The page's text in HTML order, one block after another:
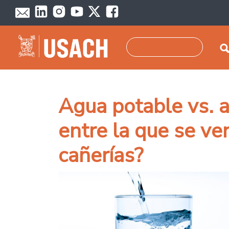
Pasar al contenido principal
Agua potable vs.
entre la que se
cañerías?